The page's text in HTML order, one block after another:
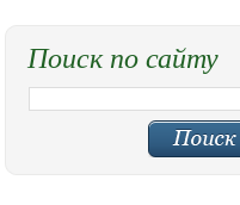
Поиск по сайту